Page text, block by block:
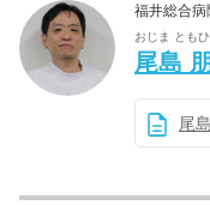
福井総合
おじま とも
尾島
尾